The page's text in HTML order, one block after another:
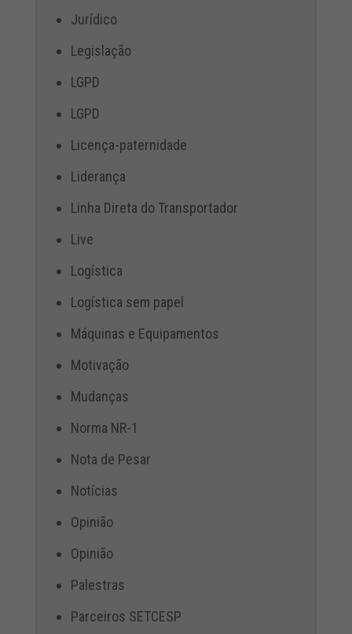
Jurídico
Legislação
LGPD
LGPD
Licença-paternidade
Liderança
Linha Direta do Transportador
Live
Logística
Logística sem papel
Máquinas e Equipamentos
Motivação
Mudanças
Norma NR-1
Nota de Pesar
Notícias
Opinião
Opinião
Palestras
Parceiros SETCESP